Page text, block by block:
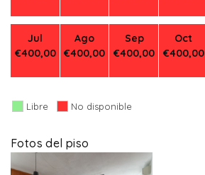
Jul
€400,00
Ago
€400,00
Sep
€400,00
Oct
€400,00
Libre No disponible
Fotos del piso